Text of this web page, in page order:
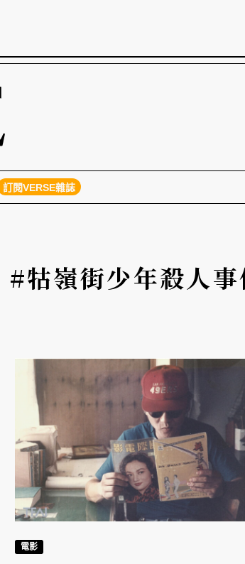
訂閱VERSE雜誌
#牯嶺街少年殺人事
電影